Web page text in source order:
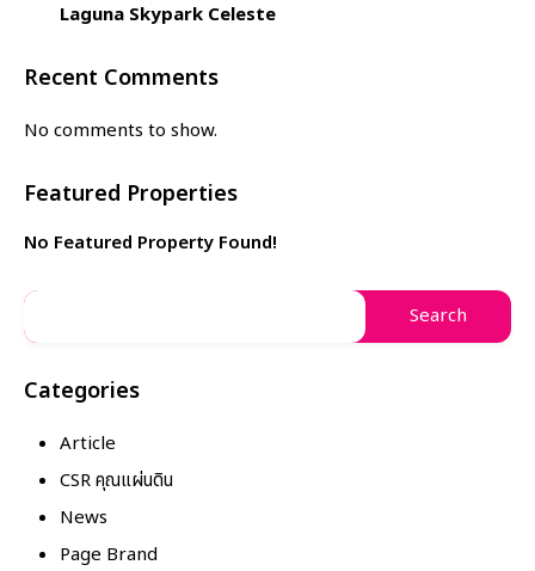
Laguna Skypark Celeste
Recent Comments
No comments to show.
Featured Properties
No Featured Property Found!
Categories
Article
CSR คุณแผ่นดิน
News
Page Brand